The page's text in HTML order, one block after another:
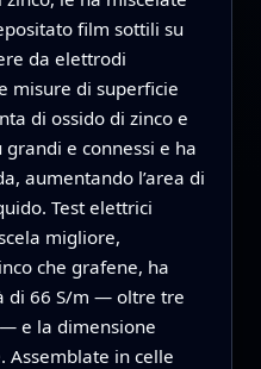
film sottili su
da elettrodi
misure di superficie
di ossido di zinco e
e connessi e ha
aumentando l’area di
Test elettrici
migliore,
che grafene, ha
di 66 S/m — oltre tre
e la dimensione
Assemblate in celle